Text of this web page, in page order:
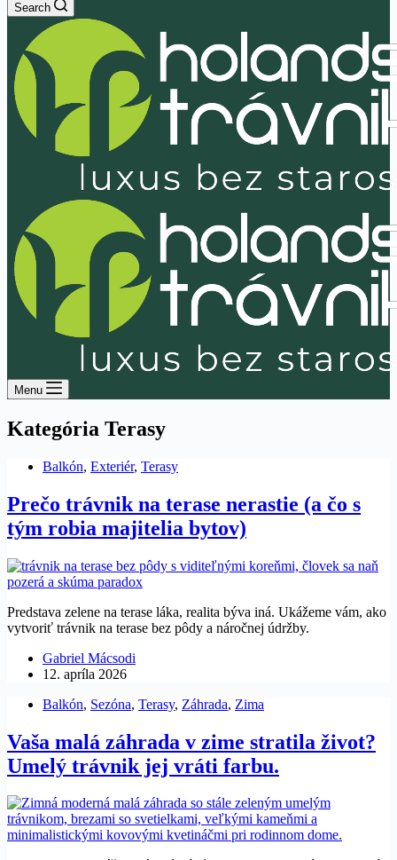
Search
Menu
Kategória Terasy
Balkón, Exteriér, Terasy
Prečo trávnik na terase nerastie (a čo s
tým robia majitelia bytov)
Predstava zelene na terase láka, realita býva iná. Ukážeme vám, ako
vytvoriť trávnik na terase bez pôdy a náročnej údržby.
Gabriel Mácsodi
12. apríla 2026
Balkón, Sezóna, Terasy, Záhrada, Zima
Vaša malá záhrada v zime stratila život?
Umelý trávnik jej vráti farbu.